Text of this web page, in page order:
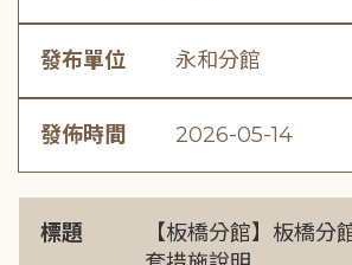
發布單位 永和分館
發佈時間 2026-05-14
標題
【板橋分館】板橋分